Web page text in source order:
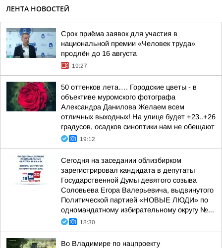
ЛЕНТА НОВОСТЕЙ
Срок приёма заявок для участия в
национальной премии «Человек труда»
продлён до 16 августа
19:27
50 оттенков лета…. Городские цветы - в
объективе муромского фотографа
Александра Данилова Желаем всем
отличных выходных! На улице будет +23..+26
градусов, осадков синоптики нам не обещают
19:12
Сегодня на заседании облизбирком
зарегистрировал кандидата в депутаты
Государственной Думы девятого созыва
Соловьева Егора Валерьевича, выдвинутого
Политической партией «НОВЫЕ ЛЮДИ» по
одномандатному избирательному округу №...
18:30
Во Владимире по нацпроекту